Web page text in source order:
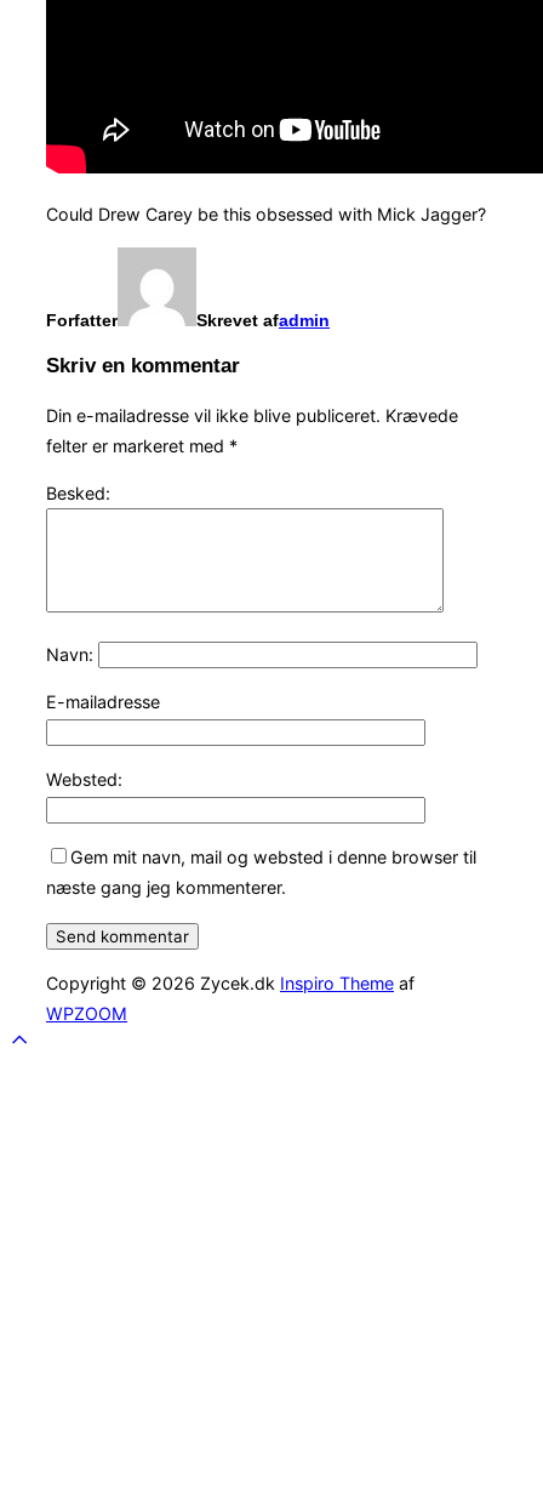
Could Drew Carey be this obsessed with Mick Jagger?
Forfatter Skrevet afadmin
Skriv en kommentar
Din e-mailadresse vil ikke blive publiceret. Krævede
felter er markeret med *
Besked:
Navn:
E-mailadresse
Websted:
Gem mit navn, mail og websted i denne browser til
næste gang jeg kommenterer.
Copyright © 2026 Zycek.dk Inspiro Theme af
WPZOOM